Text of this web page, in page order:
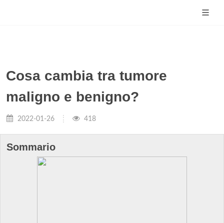
Cosa cambia tra tumore
maligno e benigno?
2022-01-26 418
Sommario